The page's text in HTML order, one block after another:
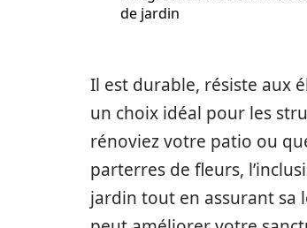
de jardin
Il est durable, résiste aux
un choix idéal pour les
rénoviez votre patio ou
parterres de fleurs,
jardin tout en assurant sa